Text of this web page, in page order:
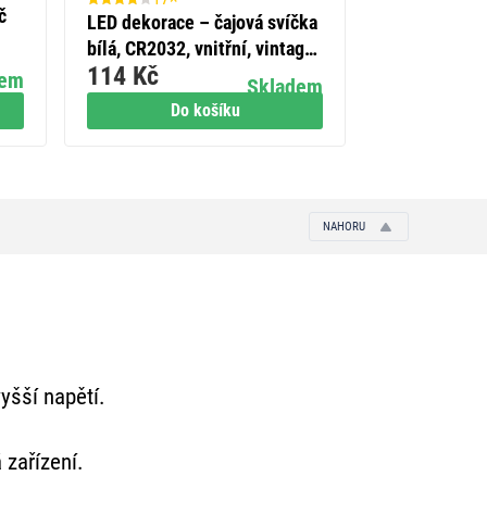
Do košíku
LED dekorace – čajová svíčka
bílá, CR2032, vnitřní, vintage,
6 ks
Skladem
114 Kč
NAHORU
napětí.